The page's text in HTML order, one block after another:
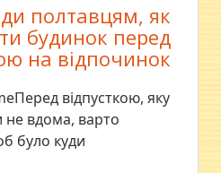
полтавцям, як
будинок перед
на відпочинок
відпусткою, яку
не вдома, варто
було куди